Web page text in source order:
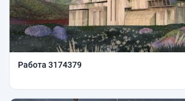
Работа 3174379